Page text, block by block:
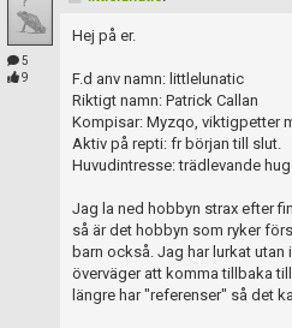
5
9
Hej på er.
F.d anv namn: littlelunatic
Riktigt namn: Patrick Callan
Kompisar: Myzqo, viktigpetter
Aktiv på repti: fr början till slut.
Huvudintresse: trädlevande
Jag la ned hobbyn strax efter
så är det hobbyn som ryker
barn också. Jag har lurkat
överväger att komma tillbaka
längre har "referenser" så det